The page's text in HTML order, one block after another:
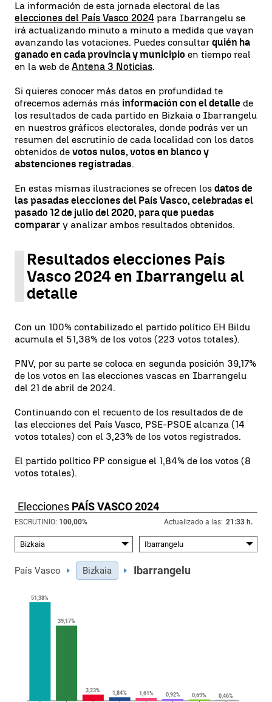
La información de esta jornada electoral de las
elecciones del País Vasco 2024 para Ibarrangelu se
irá actualizando minuto a minuto a medida que vayan
avanzando las votaciones. Puedes consultar quién ha
ganado en cada provincia y municipio en tiempo real
en la web de Antena 3 Noticias.
Si quieres conocer más datos en profundidad te
ofrecemos además más información con el detalle de
los resultados de cada partido en Bizkaia o Ibarrangelu
en nuestros gráficos electorales, donde podrás ver un
resumen del escrutinio de cada localidad con los datos
obtenidos de votos nulos, votos en blanco y
abstenciones registradas.
En estas mismas ilustraciones se ofrecen los datos de
las pasadas elecciones del País Vasco, celebradas el
pasado 12 de julio del 2020, para que puedas
comparar y analizar ambos resultados obtenidos.
Resultados elecciones País
Vasco 2024 en Ibarrangelu al
detalle
Con un 100% contabilizado el partido político EH Bildu
acumula el 51,38% de los votos (223 votos totales).
PNV, por su parte se coloca en segunda posición 39,17%
de los votos en las elecciones vascas en Ibarrangelu
del 21 de abril de 2024.
Continuando con el recuento de los resultados de de
las elecciones del País Vasco, PSE-PSOE alcanza (14
votos totales) con el 3,23% de los votos registrados.
El partido político PP consigue el 1,84% de los votos (8
votos totales).
Elecciones PAÍS VASCO 2024
ESCRUTINIO: 100,00% Actualizado a las: 21:33 h.
País Vasco Bizkaia Ibarrangelu
51,38%
39,17%
3,23% 1,84% 1,61% 0,92% 0,69% 0,46%